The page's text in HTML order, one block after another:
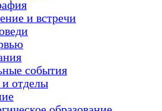
и встречи
события
отделы